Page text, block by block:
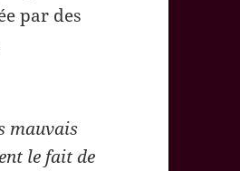
par des
mauvais
le fait de